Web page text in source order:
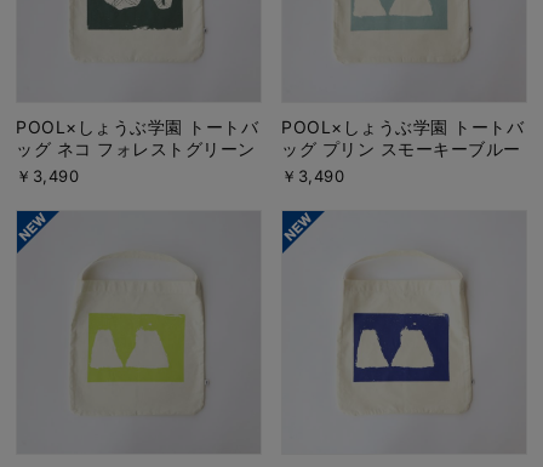
POOL×しょうぶ学園 トートバ
ッグ ネコ フォレストグリーン
￥3,490
POOL×しょうぶ学園 トートバ
ッグ プリン スモーキーブルー
￥3,490